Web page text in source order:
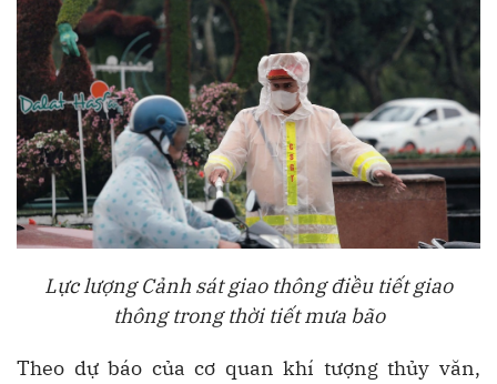
Lực lượng Cảnh sát giao thông điều tiết giao
thông trong thời tiết mưa bão
Theo dự báo của cơ quan khí tượng thủy văn,